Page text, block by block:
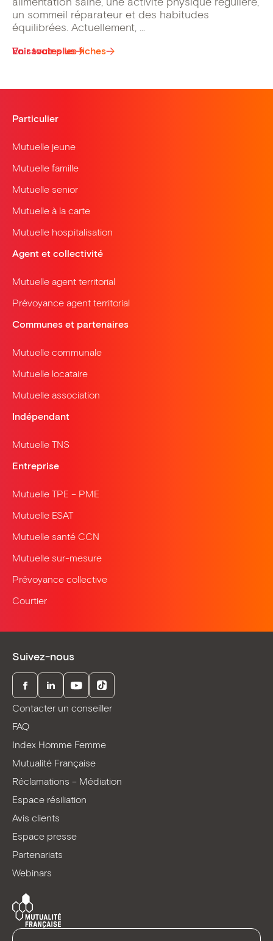
Voir toutes les fiches
un sommeil réparateur et des habitudes
équilibrées. Actuellement, ...
En savoir plus
Particulier
Mutuelle jeune
Mutuelle famille
Mutuelle senior
Mutuelle à la carte
Mutuelle hospitalisation
Agent et collectivité
Mutuelle agent territorial
Prévoyance agent territorial
Communes et partenaires
Mutuelle communale
Mutuelle locataire
Mutuelle association
Indépendant
Mutuelle TNS
Entreprise
Mutuelle TPE – PME
Mutuelle ESAT
Mutuelle santé CCN
Mutuelle sur-mesure
Prévoyance collective
Courtier
Suivez-nous
FacebookLinkedInYoutubeTikTok
Contacter un conseiller
FAQ
Index Homme Femme
Mutualité Française
Réclamations – Médiation
Espace résiliation
Avis clients
Espace presse
Partenariats
Webinars